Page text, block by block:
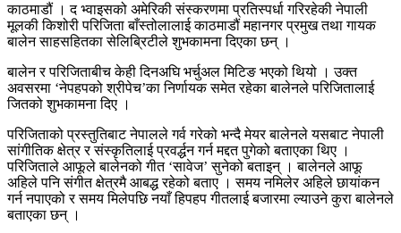
काठमाडौं । द भ्वाइसको अमेरिकी संस्करणमा प्रतिस्पर्धा गरिरहेकी नेपाली
मूलकी किशोरी परिजिता बाँस्तोलालाई काठमाडौं महानगर प्रमुख तथा गायक
बालेन साहसहितका सेलिब्रिटीले शुभकामना दिएका छन् ।
बालेन र परिजिताबीच केही दिनअघि भर्चुअल मिटिङ भएको थियो । उक्त
अवसरमा ‘नेपहपको श्रीपेच’का निर्णायक समेत रहेका बालेनले परिजितालाई
जितको शुभकामना दिए ।
परिजिताको प्रस्तुतिबाट नेपालले गर्व गरेको भन्दै मेयर बालेनले यसबाट नेपाली
सांगीतिक क्षेत्र र संस्कृतिलाई प्रवर्द्धन गर्न मद्दत पुगेको बताएका थिए ।
परिजिताले आफूले बालेनको गीत ‘सावेज’ सुनेको बताइन् । बालेनले आफू
अहिले पनि संगीत क्षेत्रमै आबद्ध रहेको बताए । समय नमिलेर अहिले छायांकन
गर्न नपाएको र समय मिलेपछि नयाँ हिपहप गीतलाई बजारमा ल्याउने कुरा बालेनले
बताएका छन् ।